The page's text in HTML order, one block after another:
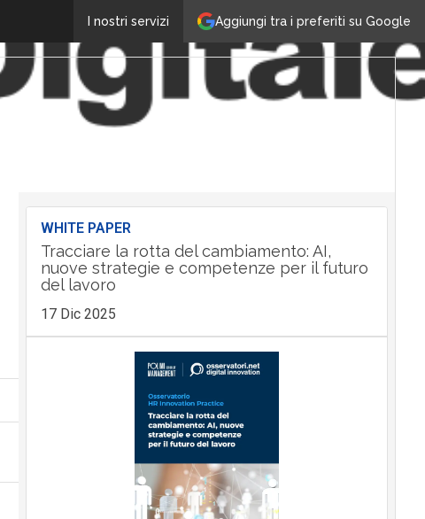
Aggiungi tra i preferiti su Google
I nostri servizi
WHITE PAPER
Tracciare la rotta del cambiamento: AI,
nuove strategie e competenze per il futuro
del lavoro
17 Dic 2025